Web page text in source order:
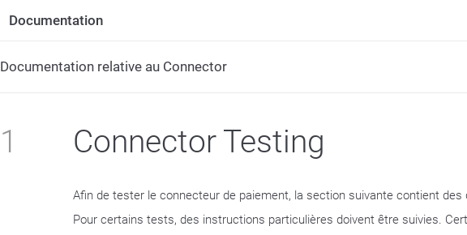
Documentation
Documentation relative au Connector
1 Connector Testing
Afin de tester le connecteur de paiement, la section suivante contient des
Pour certains tests, des instructions particulières doivent être suivies.